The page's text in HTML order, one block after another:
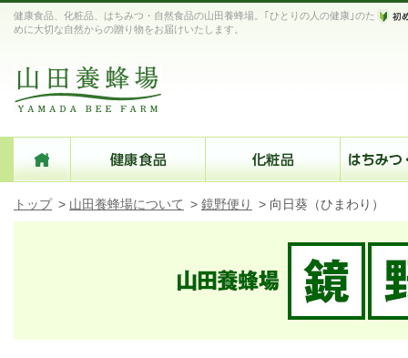
健康食品、化粧品、はちみつ・自然食品の山田養蜂場。｢ひとりの人の健康｣のた
めに大切な自然からの贈り物をお届けいたします。
トップ > 山田養蜂場について > 鏡野便り > 向日葵（ひまわり）